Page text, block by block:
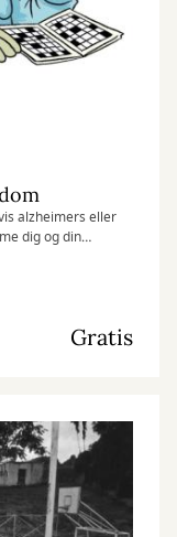
alzheimers eller
dig og din
Gratis